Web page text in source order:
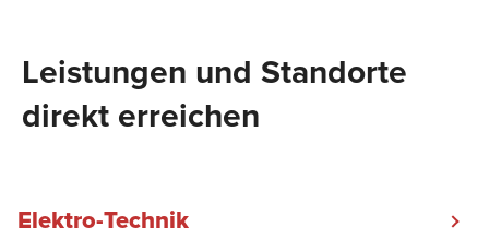
und
Leistungen und Standorte
direkt erreichen
Elektro-Technik